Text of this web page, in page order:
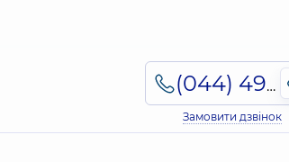
(044) 495-2-888
Замовити дзвінок